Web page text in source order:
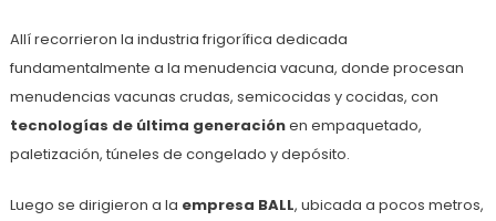
Allí recorrieron la industria frigorífica dedicada
fundamentalmente a la menudencia vacuna, donde procesan
menudencias vacunas crudas, semicocidas y cocidas, con
tecnologías de última generaciónen empaquetado,
paletización, túneles de congelado y depósito.
Luego se dirigieron a la empresa BALL, ubicada a pocos metros,